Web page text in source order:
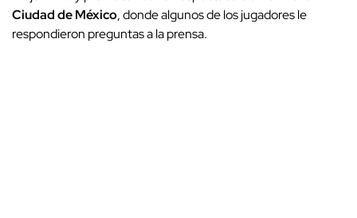
Ciudad de México, donde algunos de los jugadores le
respondieron preguntas a la prensa.